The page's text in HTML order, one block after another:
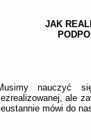
JAK
nauczyć
ale
mówi do